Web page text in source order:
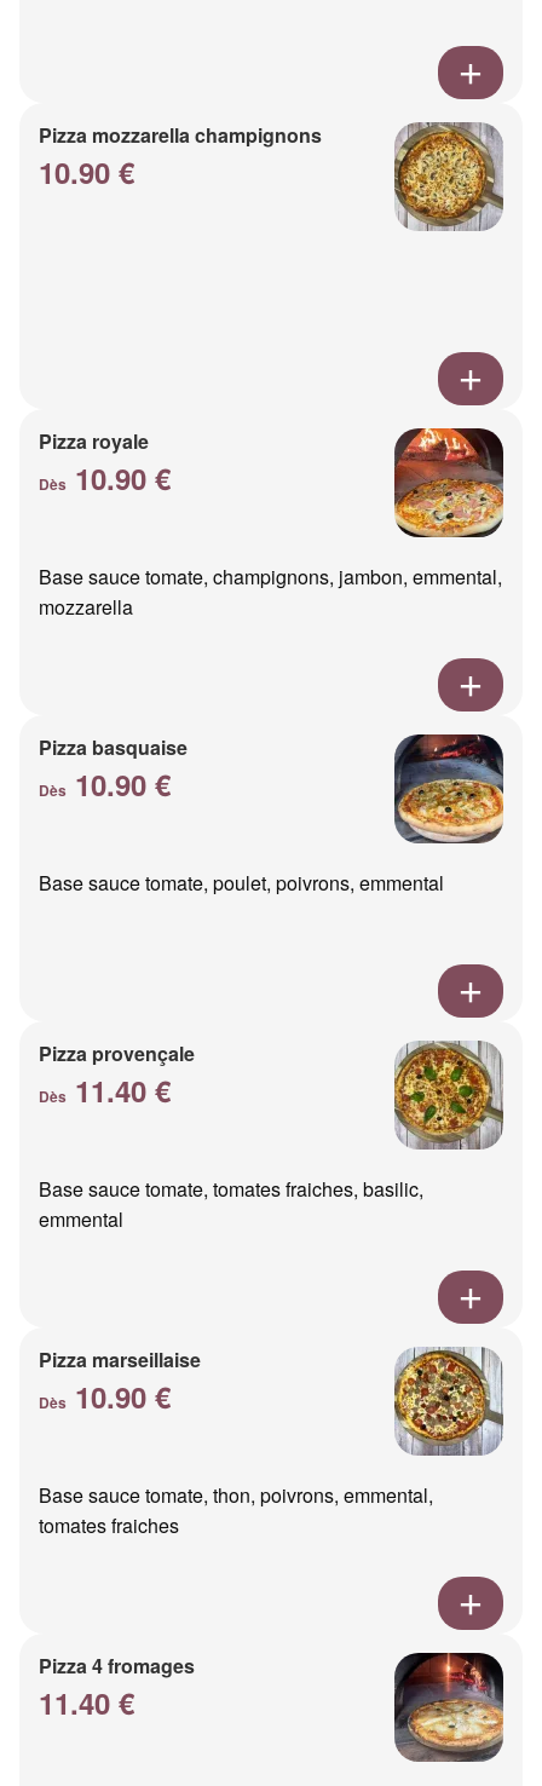
Pizza mozzarella champignons
10.90 €
Pizza royale
Dès 10.90 €
Base sauce tomate, champignons, jambon, emmental,
mozzarella
Pizza basquaise
Dès 10.90 €
Base sauce tomate, poulet, poivrons, emmental
Pizza provençale
Dès 11.40 €
Base sauce tomate, tomates fraiches, basilic,
emmental
Pizza marseillaise
Dès 10.90 €
Base sauce tomate, thon, poivrons, emmental,
tomates fraiches
Pizza 4 fromages
11.40 €